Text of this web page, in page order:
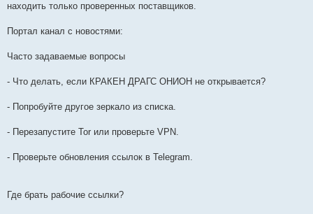
находить только проверенных поставщиков.
Портал канал с новостями:
Часто задаваемые вопросы
- Что делать, если КРАКЕН ДРАГС ОНИОН не открывается?
- Попробуйте другое зеркало из списка.
- Перезапустите Tor или проверьте VPN.
- Проверьте обновления ссылок в Telegram.
Где брать рабочие ссылки?